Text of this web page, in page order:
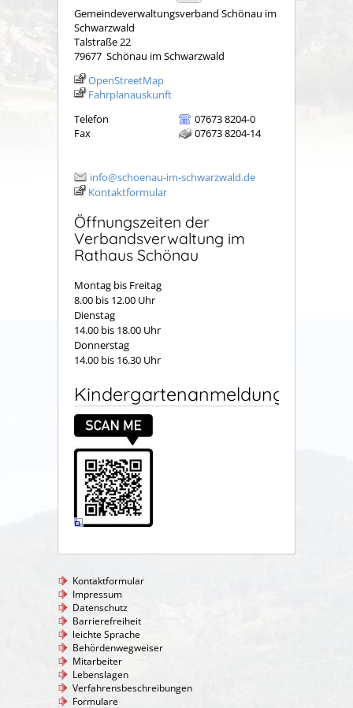
Gemeindeverwaltungsverband Schönau im
Schwarzwald
Talstraße 22
79677 Schönau im Schwarzwald
OpenStreetMap
Fahrplanauskunft
Telefon
07673 8204-0
Fax
07673 8204-14
info@schoenau-im-schwarzwald.de
Kontaktformular
Öffnungszeiten der
Verbandsverwaltung im
Rathaus Schönau
Montag bis Freitag
8.00 bis 12.00 Uhr
Dienstag
14.00 bis 18.00 Uhr
Donnerstag
14.00 bis 16.30 Uhr
Kindergartenanmeldung
Kontaktformular
Impressum
Datenschutz
Barrierefreiheit
leichte Sprache
Behördenwegweiser
Mitarbeiter
Lebenslagen
Verfahrensbeschreibungen
Formulare